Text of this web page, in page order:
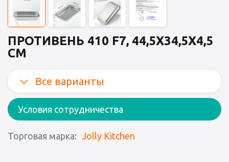
ПРОТИВЕНЬ 410 F7, 44,5X34,5X4,5
СМ
Все варианты
Условия сотрудничества
Торговая марка: Jolly Kitchen